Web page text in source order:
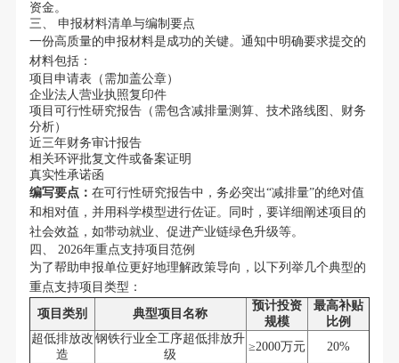
资金。
三、 申报材料清单与编制要点
一份高质量的申报材料是成功的关键。通知中明确要求提交的
材料包括：
项目申请表（需加盖公章）
企业法人营业执照复印件
项目可行性研究报告（需包含减排量测算、技术路线图、财务
分析）
近三年财务审计报告
相关环评批复文件或备案证明
真实性承诺函
编写要点： 在可行性研究报告中，务必突出“减排量”的绝对值
和相对值，并用科学模型进行佐证。同时，要详细阐述项目的
社会效益，如带动就业、促进产业链绿色升级等。
四、 2026年重点支持项目范例
为了帮助申报单位更好地理解政策导向，以下列举几个典型的
重点支持项目类型：
项目类别
典型项目名称
预计投资
规模
最高补贴
比例
超低排放改
造
钢铁行业全工序超低排放升
级
≥2000万元
20%